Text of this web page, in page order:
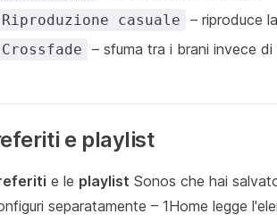
Riproduzione casuale – riproduce
Crossfade – sfuma tra i brani invece di
e playlist
e le playlist Sonos che hai
separatamente – 1Home legge